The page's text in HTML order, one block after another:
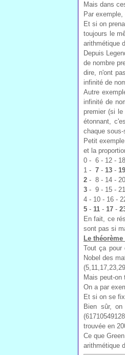
Mais dans
Par
Et si on
toujours le
arithmétique
Depuis
de nombre
dire, n'ont
infinité de
Autre
infinité de
premier (si
étonnant,
chaque
Petit
et la
0 - 6 - 12 -
1 - 7 - 13 - 19
2 - 8 - 14 -
3 - 9 - 15 -
4 - 10 - 16 -
5 - 11 - 17 -
En fait, ce
sont pas si
Le théorème
Tout ça pour
Nobel des
Mais peut-
On a par
Et si on se
Bien sûr,
trouvée en
Ce que
arithmétique